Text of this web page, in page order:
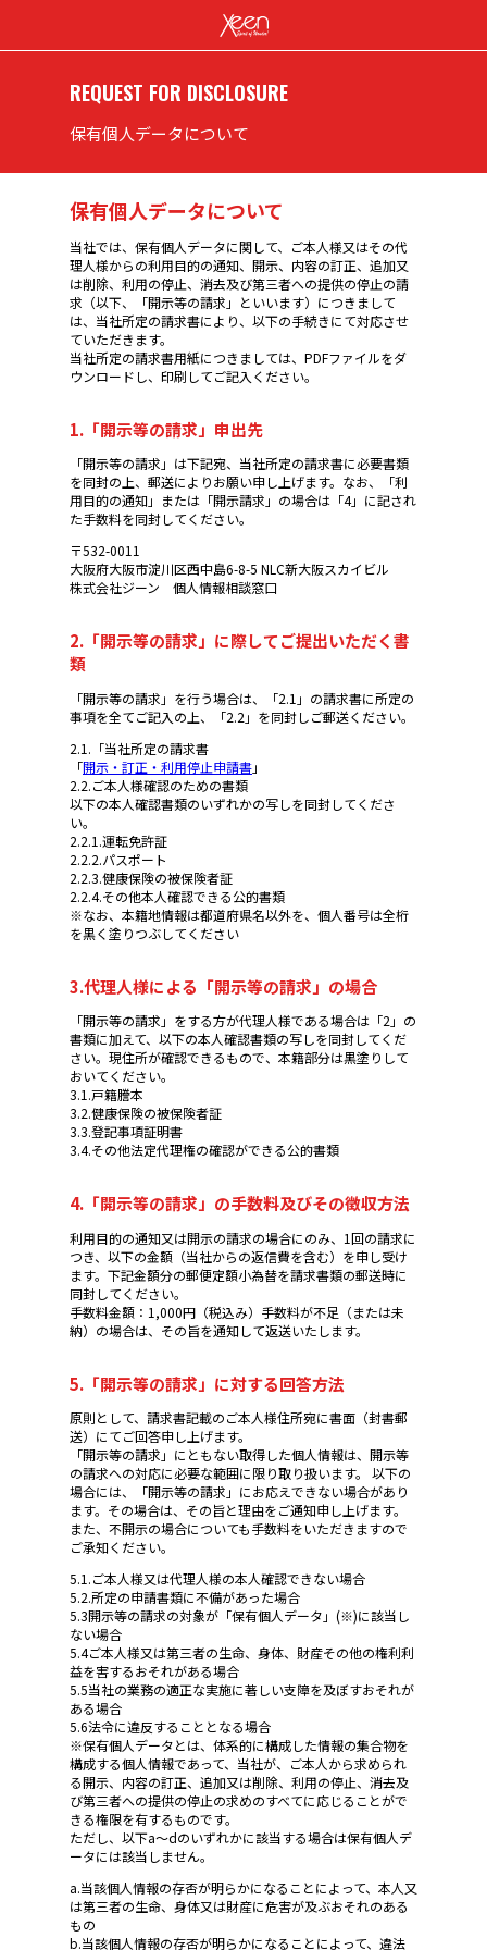
REQUEST FOR DISCLOSURE
保有個人データについて
保有個人データについて
当社では、保有個人データに関して、ご本人様又はその代
理人様からの利用目的の通知、開示、内容の訂正、追加又
は削除、利用の停止、消去及び第三者への提供の停止の請
求（以下、「開示等の請求」といいます）につきまして
は、当社所定の請求書により、以下の手続きにて対応させ
ていただきます。
当社所定の請求書用紙につきましては、PDFファイルをダ
ウンロードし、印刷してご記入ください。
1.「開示等の請求」申出先
「開示等の請求」は下記宛、当社所定の請求書に必要書類
を同封の上、郵送によりお願い申し上げます。なお、「利
用目的の通知」または「開示請求」の場合は「4」に記され
た手数料を同封してください。
〒532-0011
大阪府大阪市淀川区西中島6-8-5 NLC新大阪スカイビル
株式会社ジーン 個人情報相談窓口
2.「開示等の請求」に際してご提出いただく書
類
「開示等の請求」を行う場合は、「2.1」の請求書に所定の
事項を全てご記入の上、「2.2」を同封しご郵送ください。
2.1.「当社所定の請求書
「開示・訂正・利用停止申請書」
2.2.ご本人様確認のための書類
以下の本人確認書類のいずれかの写しを同封してくださ
い。
2.2.1.運転免許証
2.2.2.パスポート
2.2.3.健康保険の被保険者証
2.2.4.その他本人確認できる公的書類
※なお、本籍地情報は都道府県名以外を、個人番号は全桁
を黒く塗りつぶしてください
3.代理人様による「開示等の請求」の場合
「開示等の請求」をする方が代理人様である場合は「2」の
書類に加えて、以下の本人確認書類の写しを同封してくだ
さい。現住所が確認できるもので、本籍部分は黒塗りして
おいてください。
3.1.戸籍謄本
3.2.健康保険の被保険者証
3.3.登記事項証明書
3.4.その他法定代理権の確認ができる公的書類
4.「開示等の請求」の手数料及びその徴収方法
利用目的の通知又は開示の請求の場合にのみ、1回の請求に
つき、以下の金額（当社からの返信費を含む）を申し受け
ます。下記金額分の郵便定額小為替を請求書類の郵送時に
同封してください。
手数料金額：1,000円（税込み）手数料が不足（または未
納）の場合は、その旨を通知して返送いたします。
5.「開示等の請求」に対する回答方法
原則として、請求書記載のご本人様住所宛に書面（封書郵
送）にてご回答申し上げます。
「開示等の請求」にともない取得した個人情報は、開示等
の請求への対応に必要な範囲に限り取り扱います。 以下の
場合には、「開示等の請求」にお応えできない場合があり
ます。その場合は、その旨と理由をご通知申し上げます。
また、不開示の場合についても手数料をいただきますので
ご承知ください。
5.1.ご本人様又は代理人様の本人確認できない場合
5.2.所定の申請書類に不備があった場合
5.3開示等の請求の対象が「保有個人データ」(※)に該当し
ない場合
5.4ご本人様又は第三者の生命、身体、財産その他の権利利
益を害するおそれがある場合
5.5当社の業務の適正な実施に著しい支障を及ぼすおそれが
ある場合
5.6法令に違反することとなる場合
※保有個人データとは、体系的に構成した情報の集合物を
構成する個人情報であって、当社が、ご本人から求められ
る開示、内容の訂正、追加又は削除、利用の停止、消去及
び第三者への提供の停止の求めのすべてに応じることがで
きる権限を有するものです。
ただし、以下a～dのいずれかに該当する場合は保有個人デ
ータには該当しません。
a.当該個人情報の存否が明らかになることによって、本人又
は第三者の生命、身体又は財産に危害が及ぶおそれのある
もの
b.当該個人情報の存否が明らかになることによって、違法